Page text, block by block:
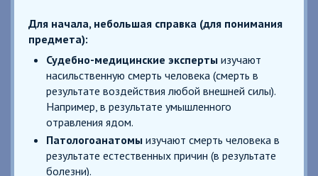
Для начала, небольшая справка (для понимания
предмета):
Судебно-медицинские эксперты изучают
насильственную смерть человека (смерть в
результате воздействия любой внешней силы).
Например, в результате умышленного
отравления ядом.
Патологоанатомы изучают смерть человека в
результате естественных причин (в результате
болезни).